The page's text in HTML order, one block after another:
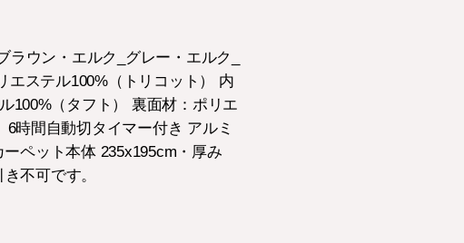
ウン・エルク_グレー・エルク_
エステル100%（トリコット） 内
100%（タフト） 裏面材：ポリエ
時間自動切タイマー付き アルミ
ペット本体 235x195cm・厚み
不可です。